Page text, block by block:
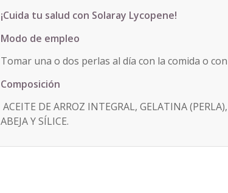
¡Cuida tu salud con Solaray Lycopene!
Modo de empleo
Tomar una o dos perlas al día con la comida o
Composición
ACEITE DE ARROZ INTEGRAL, GELATINA
ABEJA Y SÍLICE.